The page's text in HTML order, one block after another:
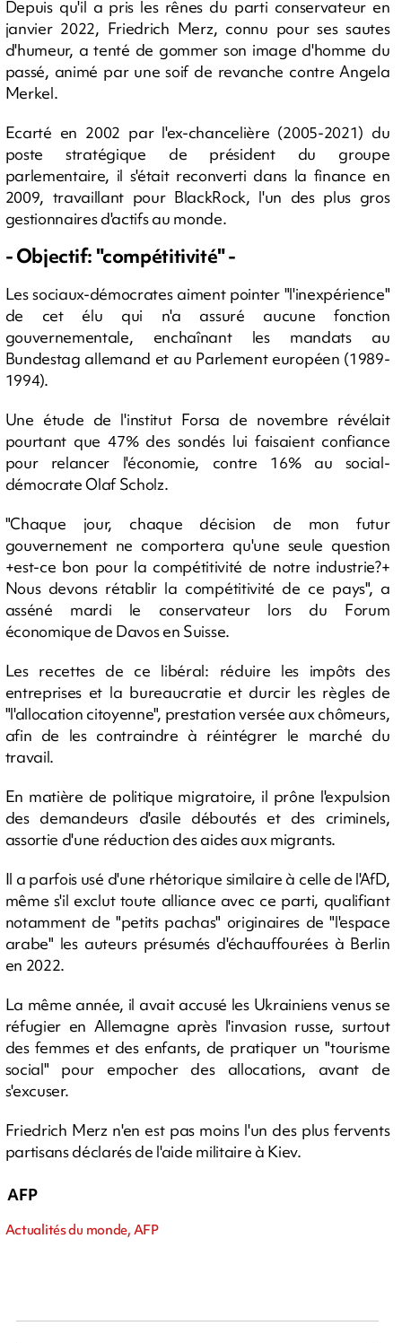
Depuis qu'il a pris les rênes du parti conservateur en
janvier 2022, Friedrich Merz, connu pour ses sautes
d'humeur, a tenté de gommer son image d'homme du
passé, animé par une soif de revanche contre Angela
Merkel.
Ecarté en 2002 par l'ex-chancelière (2005-2021) du
poste stratégique de président du groupe
parlementaire, il s'était reconverti dans la finance en
2009, travaillant pour BlackRock, l'un des plus gros
gestionnaires d'actifs au monde.
- Objectif: "compétitivité" -
Les sociaux-démocrates aiment pointer "l'inexpérience"
de cet élu qui n'a assuré aucune fonction
gouvernementale, enchaînant les mandats au
Bundestag allemand et au Parlement européen (1989-
1994).
Une étude de l'institut Forsa de novembre révélait
pourtant que 47% des sondés lui faisaient confiance
pour relancer l'économie, contre 16% au social-
démocrate Olaf Scholz.
"Chaque jour, chaque décision de mon futur
gouvernement ne comportera qu'une seule question
+est-ce bon pour la compétitivité de notre industrie?+
Nous devons rétablir la compétitivité de ce pays", a
asséné mardi le conservateur lors du Forum
économique de Davos en Suisse.
Les recettes de ce libéral: réduire les impôts des
entreprises et la bureaucratie et durcir les règles de
"l'allocation citoyenne", prestation versée aux chômeurs,
afin de les contraindre à réintégrer le marché du
travail.
En matière de politique migratoire, il prône l'expulsion
des demandeurs d'asile déboutés et des criminels,
assortie d'une réduction des aides aux migrants.
Il a parfois usé d'une rhétorique similaire à celle de l'AfD,
même s'il exclut toute alliance avec ce parti, qualifiant
notamment de "petits pachas" originaires de "l'espace
arabe" les auteurs présumés d'échauffourées à Berlin
en 2022.
La même année, il avait accusé les Ukrainiens venus se
réfugier en Allemagne après l'invasion russe, surtout
des femmes et des enfants, de pratiquer un "tourisme
social" pour empocher des allocations, avant de
s'excuser.
Friedrich Merz n'en est pas moins l'un des plus fervents
partisans déclarés de l'aide militaire à Kiev.
AFP
Actualités du monde, AFP